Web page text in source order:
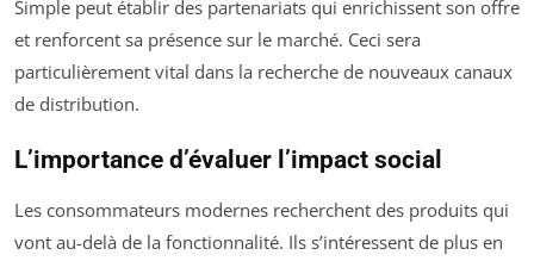
Simple peut établir des partenariats qui enrichissent son offre
et renforcent sa présence sur le marché. Ceci sera
particulièrement vital dans la recherche de nouveaux canaux
de distribution.
L’importance d’évaluer l’impact social
Les consommateurs modernes recherchent des produits qui
vont au-delà de la fonctionnalité. Ils s’intéressent de plus en